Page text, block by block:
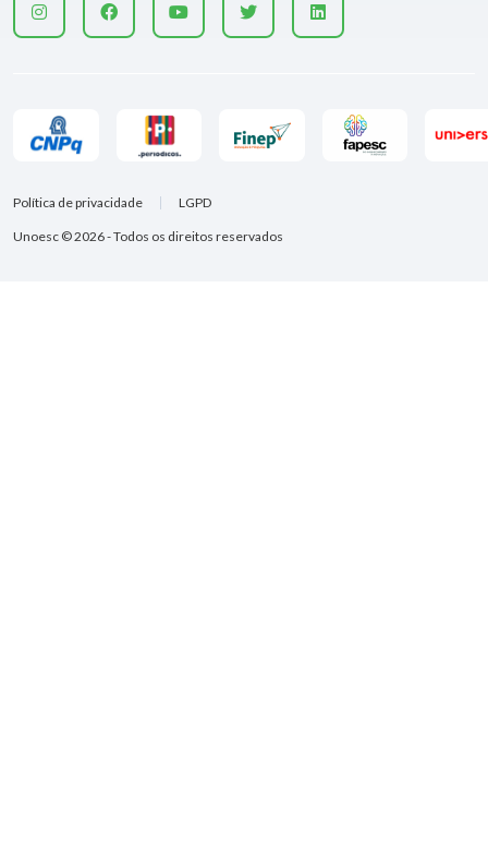
Unoesc © 2026 - Todos os direitos reservados
Política de privacidade LGPD